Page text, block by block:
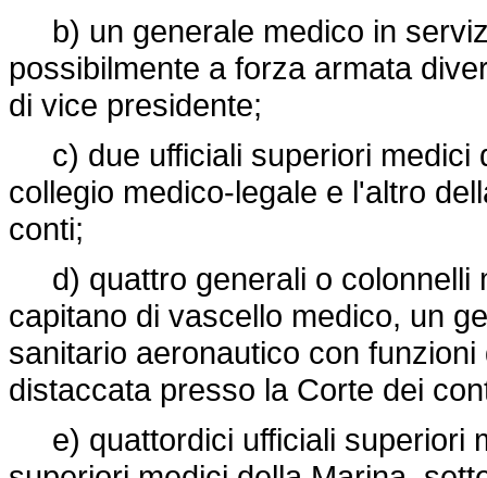
b) un generale medico in
possibilmente a forza armata
di vice presidente;
c) due ufficiali superiori medici
collegio medico-legale e l'altro
conti;
d) quattro generali o colonnelli
capitano di vascello medico, un
sanitario aeronautico con
distaccata presso la Corte dei
e) quattordici ufficiali superiori